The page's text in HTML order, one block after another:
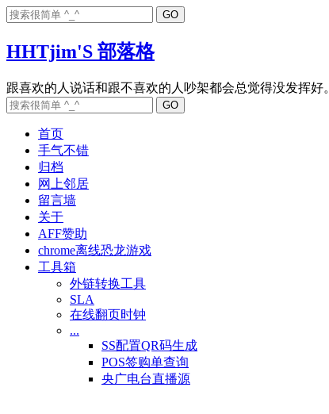
HHTjim'S 部落格
首页
手气不错
归档
网上邻居
留言墙
关于
AFF赞助
chrome离线恐龙游戏
工具箱
外链转换工具
SLA
在线翻页时钟
...
SS配置QR码生成
POS签购单查询
央广电台直播源